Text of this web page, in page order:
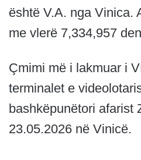
është V.A. nga Vinica.
me vlerë 7,334,957
Çmimi më i lakmuar i
terminalet e
bashkëpunëtori afarist
23.05.2026 në Vinicë.